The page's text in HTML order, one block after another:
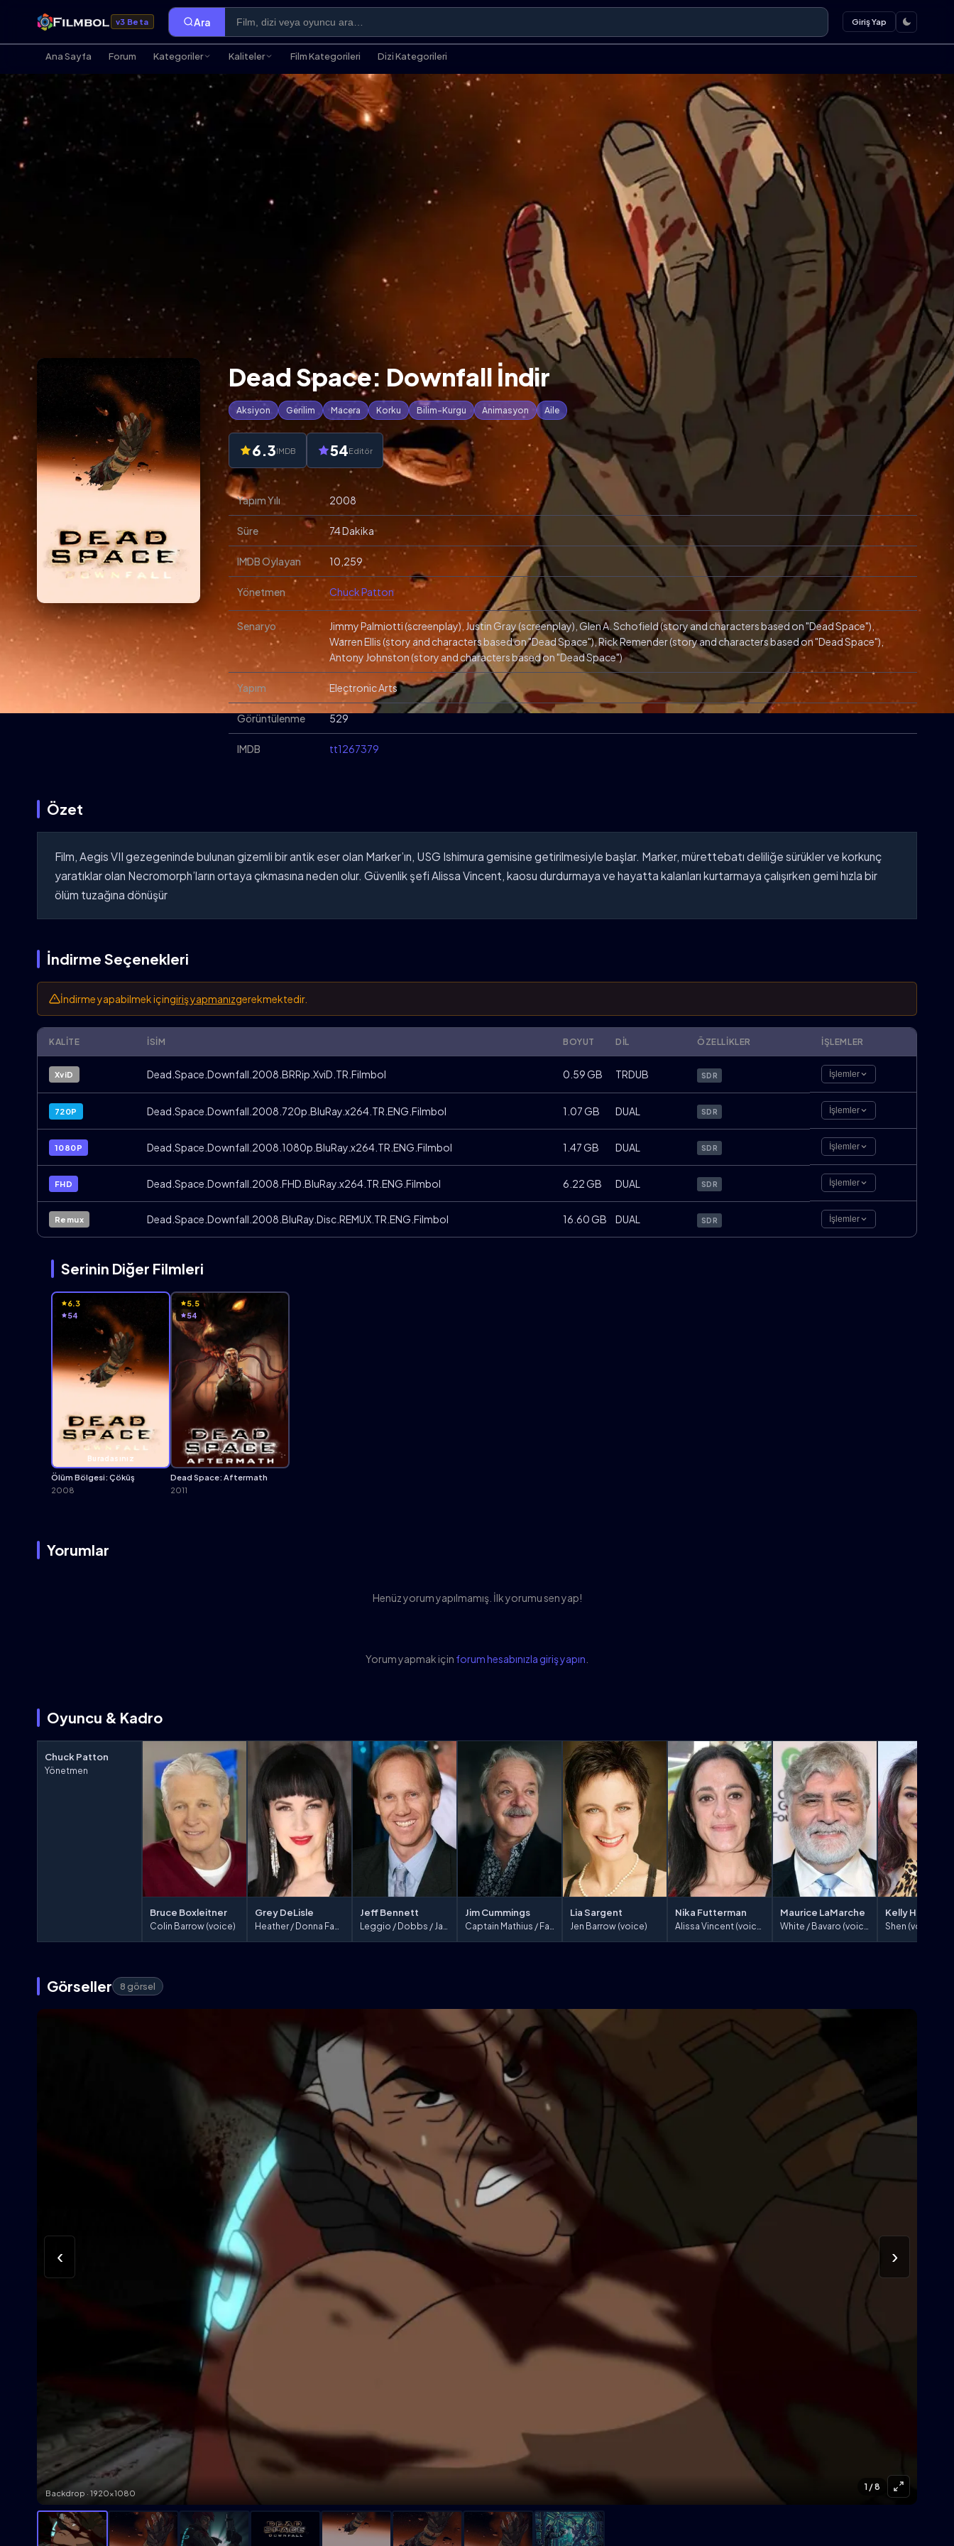
v3 Beta Ara Giriş Yap
Ana Sayfa Forum Kategoriler Kaliteler Film Kategorileri Dizi Kategorileri
Dead Space: Downfall İndir
Aksiyon Gerilim Macera Korku Bilim-Kurgu Animasyon Aile
6.3IMDB 54Editör
Yapım Yılı 2008
Süre 74 Dakika
IMDB Oylayan 10,259
Yönetmen Chuck Patton
Senaryo
Jimmy Palmiotti (screenplay), Justin Gray (screenplay), Glen A. Schofield (story and characters based on "Dead Space"),
Warren Ellis (story and characters based on "Dead Space"), Rick Remender (story and characters based on "Dead Space"),
Antony Johnston (story and characters based on "Dead Space")
Yapım Electronic Arts
Görüntülenme 529
IMDB tt1267379
Özet
Film, Aegis VII gezegeninde bulunan gizemli bir antik eser olan Marker’ın, USG Ishimura gemisine getirilmesiyle başlar. Marker, mürettebatı deliliğe sürükler ve korkunç
yaratıklar olan Necromorph’ların ortaya çıkmasına neden olur. Güvenlik şefi Alissa Vincent, kaosu durdurmaya ve hayatta kalanları kurtarmaya çalışırken gemi hızla bir
ölüm tuzağına dönüşür
İndirme Seçenekleri
İndirme yapabilmek içingiriş yapmanızgerekmektedir.
KALITE İSIM BOYUT DIL ÖZELLIKLER İŞLEMLER
XviD Dead.Space.Downfall.2008.BRRip.XviD.TR.Filmbol 0.59 GB TRDUB SDR İşlemler
720P Dead.Space.Downfall.2008.720p.BluRay.x264.TR.ENG.Filmbol 1.07 GB DUAL SDR İşlemler
1080P Dead.Space.Downfall.2008.1080p.BluRay.x264.TR.ENG.Filmbol 1.47 GB DUAL SDR İşlemler
FHD Dead.Space.Downfall.2008.FHD.BluRay.x264.TR.ENG.Filmbol 6.22 GB DUAL SDR İşlemler
Remux Dead.Space.Downfall.2008.BluRay.Disc.REMUX.TR.ENG.Filmbol 16.60 GB DUAL SDR İşlemler
Serinin Diğer Filmleri
Buradasınız
6.3
54
Ölüm Bölgesi: Çöküş
2008
5.5
54
Dead Space: Aftermath
2011
Yorumlar
Henüz yorum yapılmamış. İlk yorumu sen yap!
Yorum yapmak için forum hesabınızla giriş yapın
Oyuncu & Kadro
Chuck Patton
Yönetmen
Bruce Boxleitner
Colin Barrow (voice)
Grey DeLisle
Heather / Donna Fawkes (voice)
Jeff Bennett
Leggio / Dobbs / Jackson (voice)
Jim Cummings
Captain Mathius / Farum (voice)
Lia Sargent
Jen Barrow (voice)
Nika Futterman Maurice LaMarche Kelly Hu
Shen (voice)
Görseller 8 görsel
‹
Backdrop · 1920×1080
›
1 / 8